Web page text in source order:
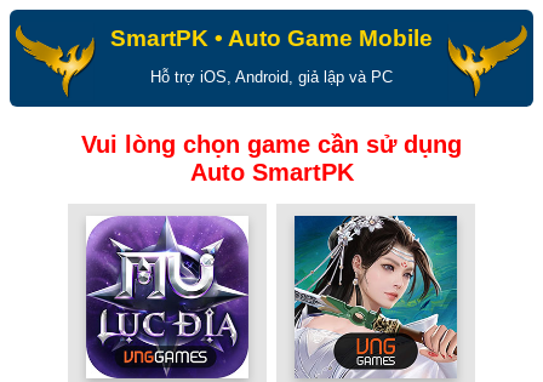
SmartPK • Auto Game Mobile
Hỗ trợ iOS, Android, giả lập và PC
Vui lòng chọn game cần sử dụng
Auto SmartPK